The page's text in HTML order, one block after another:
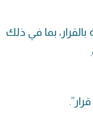
بما في ذلك